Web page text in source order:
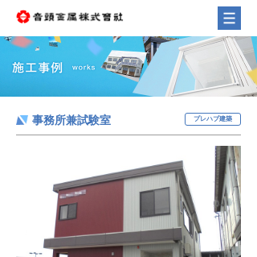
事務所兼試験室 プレハブ建築